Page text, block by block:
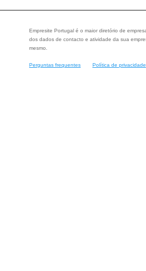
Empresite Portugal é o maior diretório de
dos dados de contacto e atividade da sua
mesmo.
Perguntas frequentes Política de privacidade